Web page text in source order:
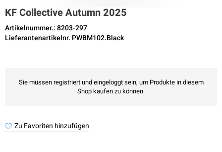
KF Collective Autumn 2025
Artikelnummer.: 8203-297
Lieferantenartikelnr. PWBM102.Black
Sie müssen registriert und eingeloggt sein, um Produkte in diesem
Shop kaufen zu können.
Zu Favoriten hinzufügen